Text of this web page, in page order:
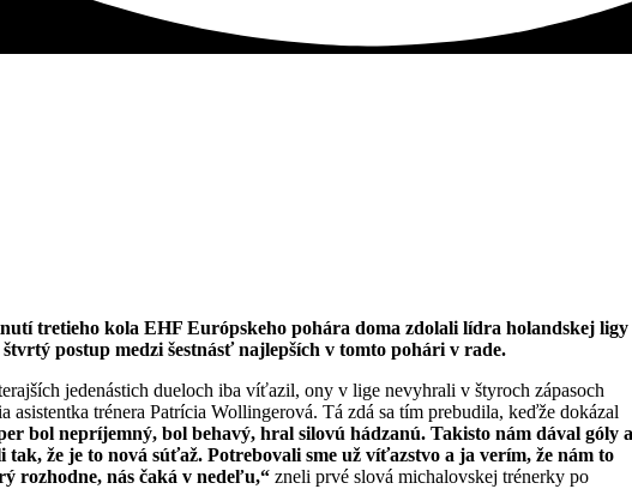
tretieho kola EHF Európskeho pohára doma zdolali lídra holandskej ligy
postup medzi šestnásť najlepších v tomto pohári v rade.
jedenástich dueloch iba víťazil, ony v lige nevyhrali v štyroch zápasoch
trénera Patrícia Wollingerová. Tá zdá sa tím prebudila, keďže dokázal
bol nepríjemný, bol behavý, hral silovú hádzanú. Takisto nám dával góly
že je to nová súťaž. Potrebovali sme už víťazstvo a ja verím, že nám to
rozhodne, nás čaká v nedeľu,“ zneli prvé slová michalovskej trénerky po